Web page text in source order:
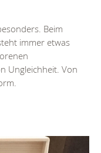
Beim
immer etwas
Ungleichheit. Von